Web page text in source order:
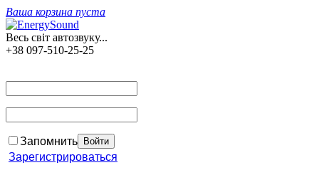
Ваша корзина пуста
Весь світ автозвуку...
+38 097-510-25-25
Запомнить
Зарегистрироваться